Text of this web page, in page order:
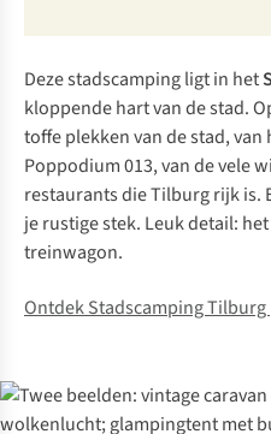
Deze stadscamping ligt in het
kloppende hart van de stad.
toffe plekken van de stad,
Poppodium 013, van de vele
restaurants die Tilburg rijk is.
je rustige stek. Leuk detail:
treinwagon.
Ontdek Stadscamping Tilburg